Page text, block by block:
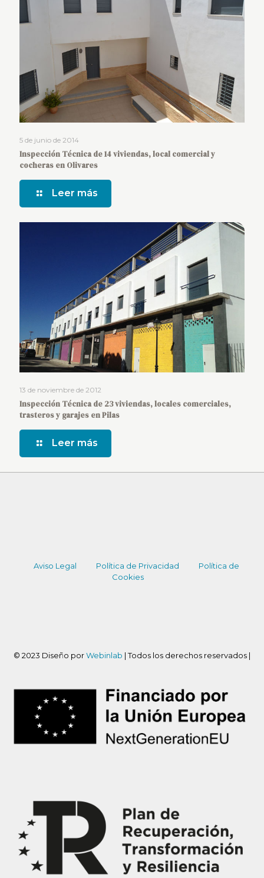
5 de junio de 2014
Inspección Técnica de 14 viviendas, local comercial y
cocheras en Olivares
Leer más
13 de noviembre de 2012
Inspección Técnica de 23 viviendas, locales comerciales,
trasteros y garajes en Pilas
Leer más
Aviso Legal Política de Privacidad
Política de
Cookies
© 2023 Diseño porWebinlab | Todos los derechos reservados |